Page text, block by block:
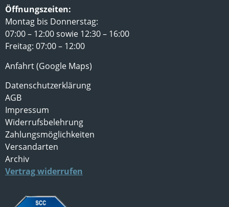
Öffnungszeiten:
Montag bis Donnerstag:
07:00 – 12:00 sowie 12:30 – 16:00
Freitag: 07:00 – 12:00
Anfahrt (Google Maps)
Datenschutzerklärung
AGB
Impressum
Widerrufsbelehrung
Zahlungsmöglichkeiten
Versandarten
Archiv
Vertrag widerrufen